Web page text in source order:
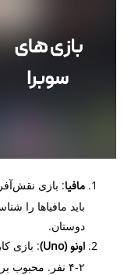
مافیا
باید مافیاها را
دوستان.
اونو (Uno)
: بازی
۲-۴ نفر. محبوب برای رقابت‌های کوتاه.